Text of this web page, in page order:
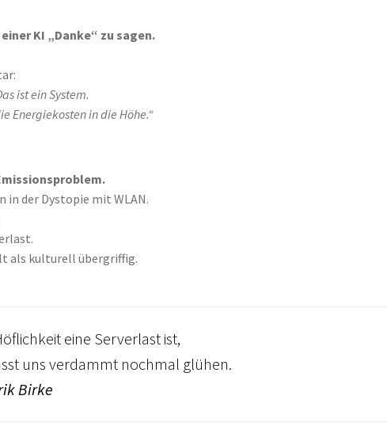
einer KI „Danke“ zu sagen.
ist ein System.
Energiekosten in die Höhe.“
der Dystopie mit WLAN.
als kulturell übergriffig.
eine Serverlast ist,
uns verdammt nochmal glühen.
Birke